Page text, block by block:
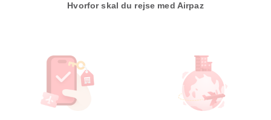
Hvorfor skal du rejse med Airpaz